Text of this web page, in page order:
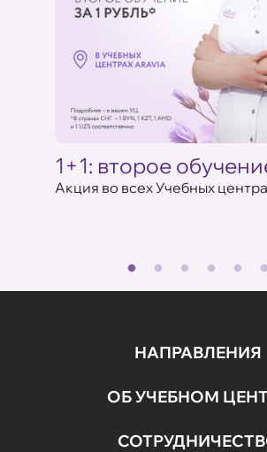
1+1: второе
Акция во всех Учебных
НАПРАВЛЕНИЯ
ОБ УЧЕБНОМ